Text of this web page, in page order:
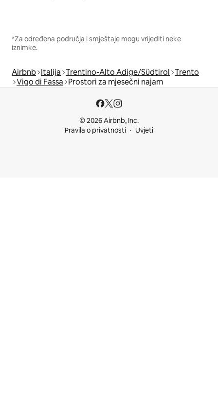
*Za određena područja i smještaje mogu vrijediti neke
iznimke.
Airbnb Italija Trentino-Alto Adige/Südtirol Trento
Vigo di Fassa Prostori za mjesečni najam
© 2026 Airbnb, Inc.
Pravila o privatnosti
Uvjeti